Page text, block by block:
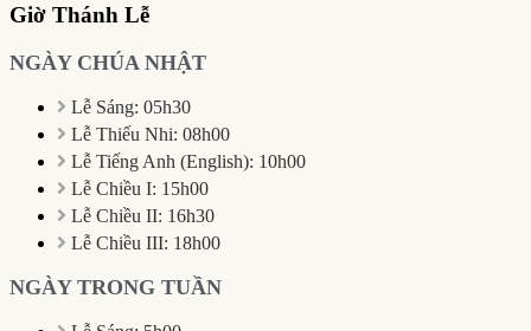
Giờ Thánh Lễ
NGÀY CHÚA NHẬT
Lễ Sáng: 05h30
Lễ Thiếu Nhi: 08h00
Lễ Tiếng Anh (English): 10h00
Lễ Chiều I: 15h00
Lễ Chiều II: 16h30
Lễ Chiều III: 18h00
NGÀY TRONG TUẦN